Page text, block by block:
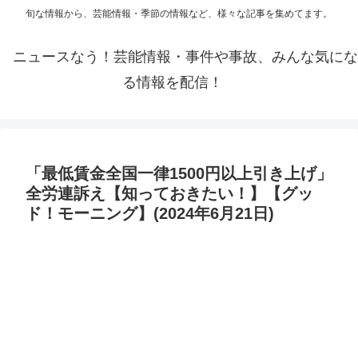
旬な情報から、芸能情報・季節の情報など、様々な記事を集めてます。
ニュースなう！芸能情報・事件や事故、みんな気にな
る情報を配信！
「最低賃金全国一律1500円以上引き上げ」
全労連訴え【知っておきたい！】【グッ
ド！モーニング】(2024年6月21日)